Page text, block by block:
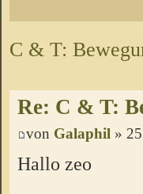
C & T:
Re: C & T:
von Galaphil »
Hallo zeo